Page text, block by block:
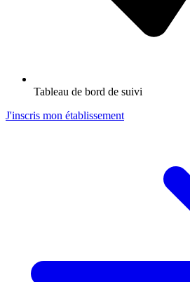
Tableau de bord de suivi
J'inscris mon établissement